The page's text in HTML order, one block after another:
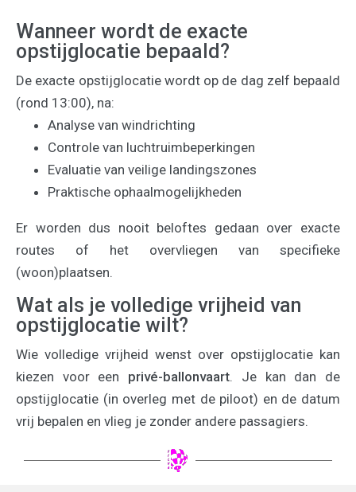
Wanneer wordt de exacte
opstijglocatie bepaald?
De exacte opstijglocatie wordt op de dag zelf bepaald
(rond 13:00), na:
Analyse van windrichting
Controle van luchtruimbeperkingen
Evaluatie van veilige landingszones
Praktische ophaalmogelijkheden
Er worden dus nooit beloftes gedaan over exacte
routes of het overvliegen van specifieke
(woon)plaatsen.
Wat als je volledige vrijheid van
opstijglocatie wilt?
Wie volledige vrijheid wenst over opstijglocatie kan
kiezen voor een privé-ballonvaart. Je kan dan de
opstijglocatie (in overleg met de piloot) en de datum
vrij bepalen en vlieg je zonder andere passagiers.